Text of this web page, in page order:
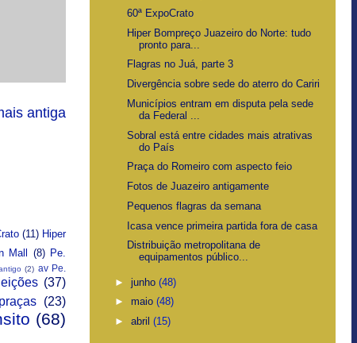
antiga
(11) Hiper
Mall (8) Pe.
(2) av Pe.
(37)
praças
(23)
(68)
60ª ExpoCrato
Hiper Bompreço Juazeiro do Norte: tudo
pronto para...
Flagras no Juá, parte 3
Divergência sobre sede do aterro do Cariri
Municípios entram em disputa pela sede
da Federal ...
Sobral está entre cidades mais atrativas
do País
Praça do Romeiro com aspecto feio
Fotos de Juazeiro antigamente
Pequenos flagras da semana
Icasa vence primeira partida fora de casa
Distribuição metropolitana de
equipamentos público...
► junho (48)
► maio (48)
► abril (15)